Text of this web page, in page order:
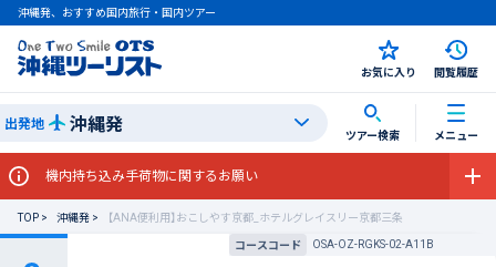
沖縄発、おすすめ国内旅行・国内ツアー
お気に入り 閲覧履歴
出発地 沖縄発 ツアー検索 メニュー
機内持ち込み手荷物に関するお願い
TOP 沖縄発
【ANA便利用】おこしやす京都_ホテルグレイスリー京都三条
コースコード
OSA-OZ-RGKS-02-A11B